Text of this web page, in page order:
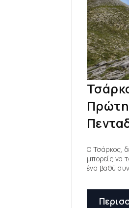
Ο Τσάρκος,
μπορείς να
ένα βαθύ